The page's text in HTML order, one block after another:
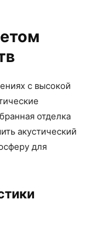
с высокой
отделка
акустический
для